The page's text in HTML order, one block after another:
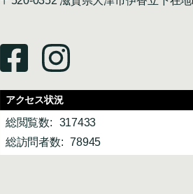
アクセス状況
総閲覧数:
317433
総訪問者数:
78945